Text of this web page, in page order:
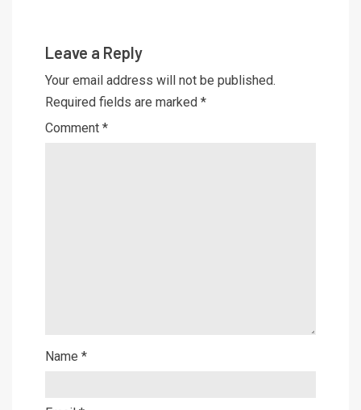
Leave a Reply
Your email address will not be published.
Required fields are marked *
Comment *
Name *